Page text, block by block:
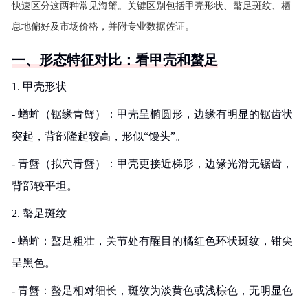
快速区分这两种常见海蟹。关键区别包括甲壳形状、螯足斑纹、栖
息地偏好及市场价格，并附专业数据佐证。
一、形态特征对比：看甲壳和螯足
1. 甲壳形状
- 蝤蛑（锯缘青蟹）：甲壳呈椭圆形，边缘有明显的锯齿状
突起，背部隆起较高，形似“馒头”。
- 青蟹（拟穴青蟹）：甲壳更接近梯形，边缘光滑无锯齿，
背部较平坦。
2. 螯足斑纹
- 蝤蛑：螯足粗壮，关节处有醒目的橘红色环状斑纹，钳尖
呈黑色。
- 青蟹：螯足相对细长，斑纹为淡黄色或浅棕色，无明显色